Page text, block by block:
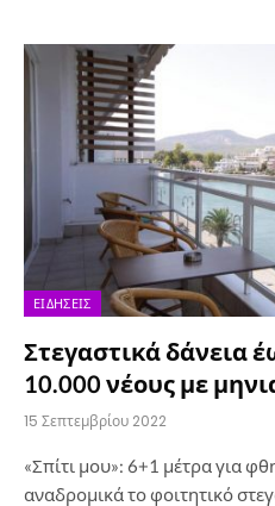
ΕΙΔΉΣΕΙΣ
Στεγαστικά δάνεια
10.000 νέους με
15 Σεπτεμβρίου 2022
«Σπίτι μου»: 6+1 μέτρα για
αναδρομικά το φοιτητικό